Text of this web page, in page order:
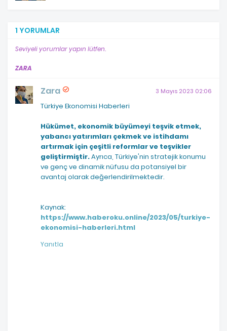
1 YORUMLAR
Seviyeli yorumlar yapın lütfen.
ZARA
Zara 3 Mayıs 2023 02:06
Türkiye Ekonomisi Haberleri
Hükümet, ekonomik büyümeyi teşvik etmek,
yabancı yatırımları çekmek ve istihdamı
artırmak için çeşitli reformlar ve teşvikler
geliştirmiştir.Ayrıca, Türkiye'nin stratejik konumu
ve genç ve dinamik nüfusu da potansiyel bir
avantaj olarak değerlendirilmektedir.
Kaynak:
https://www.haberoku.online/2023/05/turkiye-
ekonomisi-haberleri.html
Yanıtla